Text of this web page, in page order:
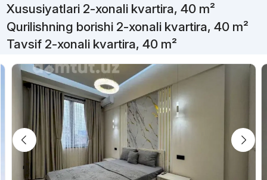
Xususiyatlari 2-xonali kvartira, 40 m²
Qurilishning borishi 2-xonali kvartira, 40 m²
Tavsif 2-xonali kvartira, 40 m²